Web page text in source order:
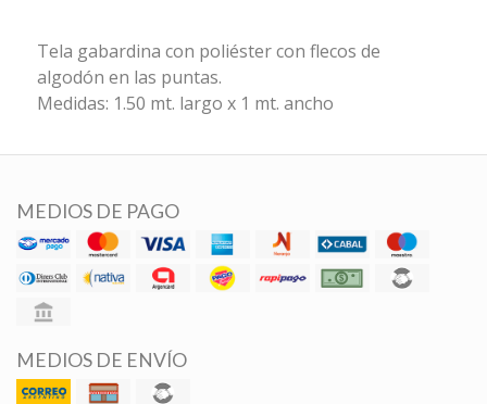
Tela gabardina con poliéster con flecos de
algodón en las puntas.
Medidas: 1.50 mt. largo x 1 mt. ancho
MEDIOS DE PAGO
MEDIOS DE ENVÍO